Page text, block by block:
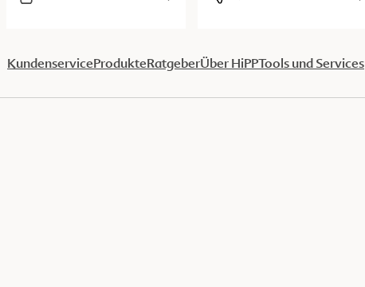
KundenserviceProdukteRatgeberÜber HiPPTools und Services